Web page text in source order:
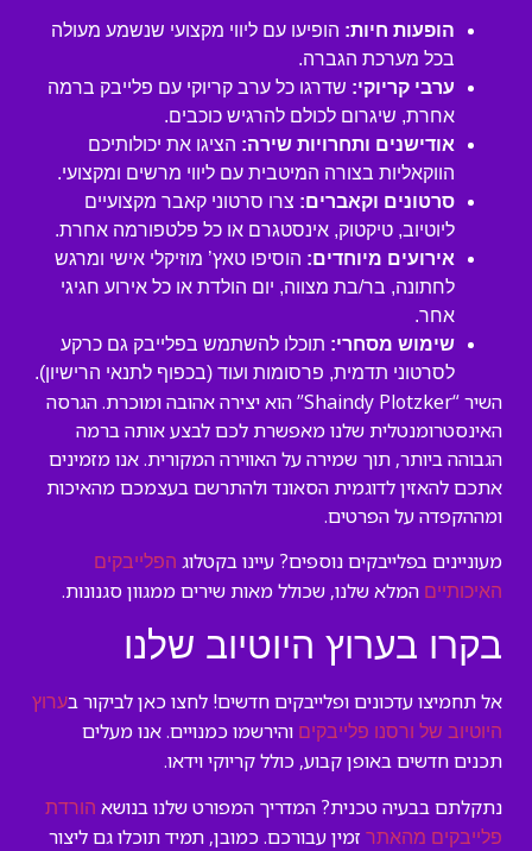
הופעות חיות: הופיעו עם ליווי מקצועי שנשמע מעולה
בכל מערכת הגברה.
ערבי קריוקי: שדרגו כל ערב קריוקי עם פלייבק ברמה
אחרת, שיגרום לכולם להרגיש כוכבים.
אודישנים ותחרויות שירה: הציגו את יכולותיכם
הווקאליות בצורה המיטבית עם ליווי מרשים ומקצועי.
סרטונים וקאברים: צרו סרטוני קאבר מקצועיים
ליוטיוב, טיקטוק, אינסטגרם או כל פלטפורמה אחרת.
אירועים מיוחדים: הוסיפו טאץ’ מוזיקלי אישי ומרגש
לחתונה, בר/בת מצווה, יום הולדת או כל אירוע חגיגי
אחר.
שימוש מסחרי: תוכלו להשתמש בפלייבק גם כרקע
לסרטוני תדמית, פרסומות ועוד (בכפוף לתנאי הרישיון).
השיר “Shaindy Plotzker” הוא יצירה אהובה ומוכרת. הגרסה
האינסטרומנטלית שלנו מאפשרת לכם לבצע אותה ברמה
הגבוהה ביותר, תוך שמירה על האווירה המקורית. אנו מזמינים
אתכם להאזין לדוגמית הסאונד ולהתרשם בעצמכם מהאיכות
ומההקפדה על הפרטים.
מעוניינים בפלייבקים נוספים? עיינו בקטלוג הפלייבקים
האיכותיים המלא שלנו, שכולל מאות שירים ממגוון סגנונות.
בקרו בערוץ היוטיוב שלנו
אל תחמיצו עדכונים ופלייבקים חדשים! לחצו כאן לביקור בערוץ
היוטיוב של ורסנו פלייבקים והירשמו כמנויים. אנו מעלים
תכנים חדשים באופן קבוע, כולל קריוקי וידאו.
נתקלתם בבעיה טכנית? המדריך המפורט שלנו בנושא הורדת
פלייבקים מהאתר זמין עבורכם. כמובן, תמיד תוכלו גם ליצור